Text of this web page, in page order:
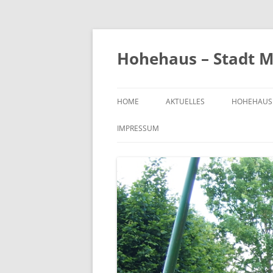
Zum
springen
Hohehaus – Stadt
HOME AKTUELLES HOHEHAUS
ORTS-
1989
BILDER
KIRCHE
FRIEDHOF
IMPRESSUM